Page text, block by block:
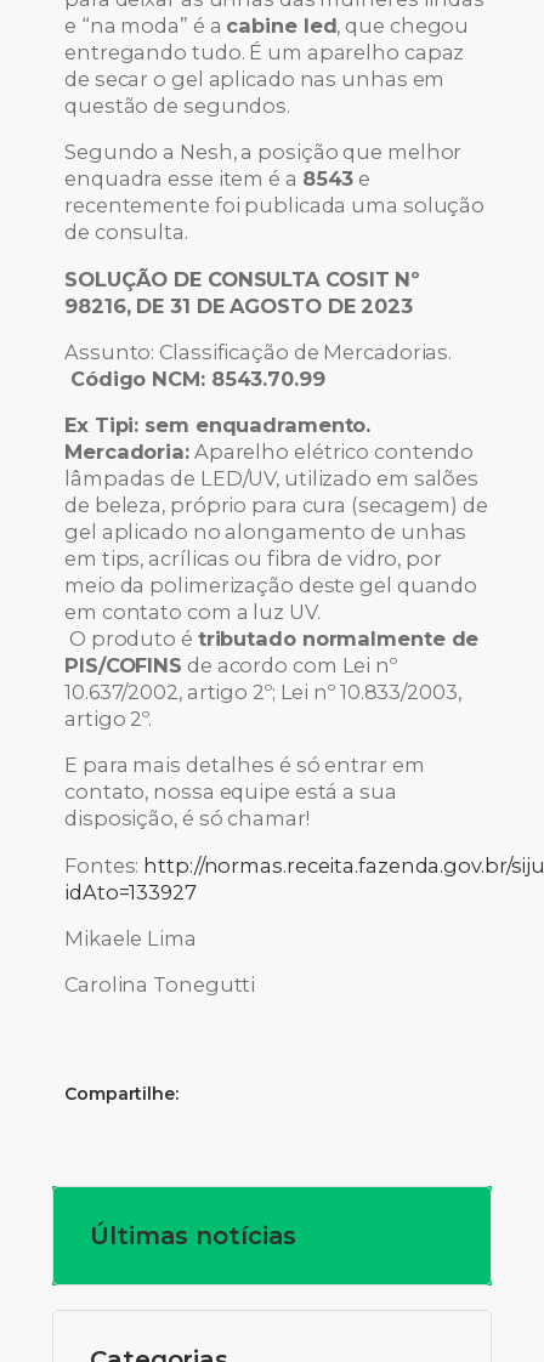
e “na moda” é a cabine led, que chegou
entregando tudo. É um aparelho capaz
de secar o gel aplicado nas unhas em
questão de segundos.
Segundo a Nesh, a posição que melhor
enquadra esse item é a 8543 e
recentemente foi publicada uma solução
de consulta.
SOLUÇÃO DE CONSULTA COSIT Nº
98216, DE 31 DE AGOSTO DE 2023
Assunto: Classificação de Mercadorias.
Código NCM: 8543.70.99
Ex Tipi: sem enquadramento.
Mercadoria:Aparelho elétrico contendo
lâmpadas de LED/UV, utilizado em salões
de beleza, próprio para cura (secagem) de
gel aplicado no alongamento de unhas
em tips, acrílicas ou fibra de vidro, por
meio da polimerização deste gel quando
em contato com a luz UV.
O produto é tributado normalmente de
PIS/COFINS de acordo com Lei nº
10.637/2002, artigo 2º; Lei nº 10.833/2003,
artigo 2º.
E para mais detalhes é só entrar em
contato, nossa equipe está a sua
disposição, é só chamar!
Fontes: http://normas.receita.fazenda.gov.br/
idAto=133927
Mikaele Lima
Carolina Tonegutti
Compartilhe:
Últimas notícias